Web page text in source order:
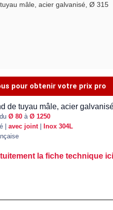
mâle, acier galvanisé, Ø 315
pour obtenir votre prix pro
de tuyau mâle, acier
Ø 80 àØ 1250
|avec joint
Inox 304L
la fiche technique ici